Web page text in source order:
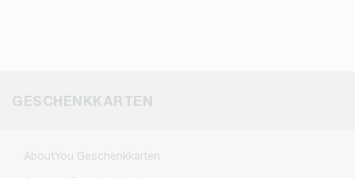
GESCHENKKARTEN
AboutYou Geschenkkarten